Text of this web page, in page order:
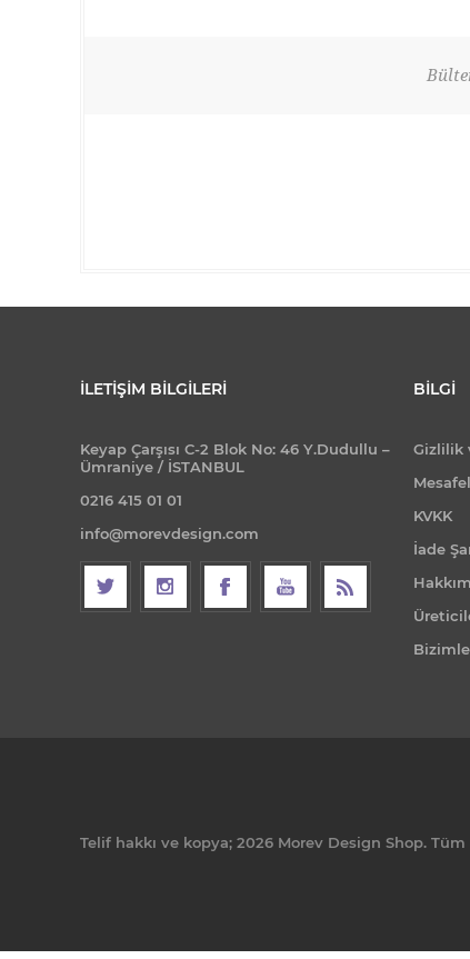
İLETIŞIM BILGILERI
Keyap Çarşısı C-2 Blok No: 46 Y.Dudullu –
Ümraniye / İSTANBUL
0216 415 01 01
info@morevdesign.com
BILGI
Gizlilik
KVKK
İade
Telif hakkı ve kopya; 2026 Morev Design Shop. Tüm